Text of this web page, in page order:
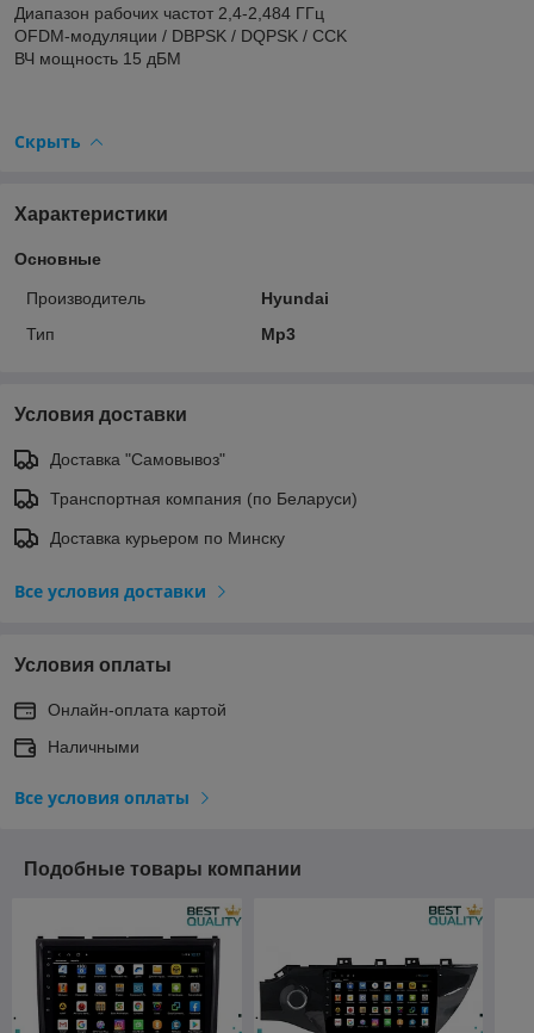
Диапазон рабочих частот 2,4-2,484 ГГц
OFDM-модуляции / DBPSK / DQPSK / CCK
ВЧ мощность 15 дБМ
Скрыть
Характеристики
Основные
Производитель
Hyundai
Тип
Mp3
Условия доставки
Доставка "Самовывоз"
Транспортная компания (по Беларуси)
Доставка курьером по Минску
Все условия доставки
Условия оплаты
Онлайн-оплата картой
Наличными
Все условия оплаты
Подобные товары компании